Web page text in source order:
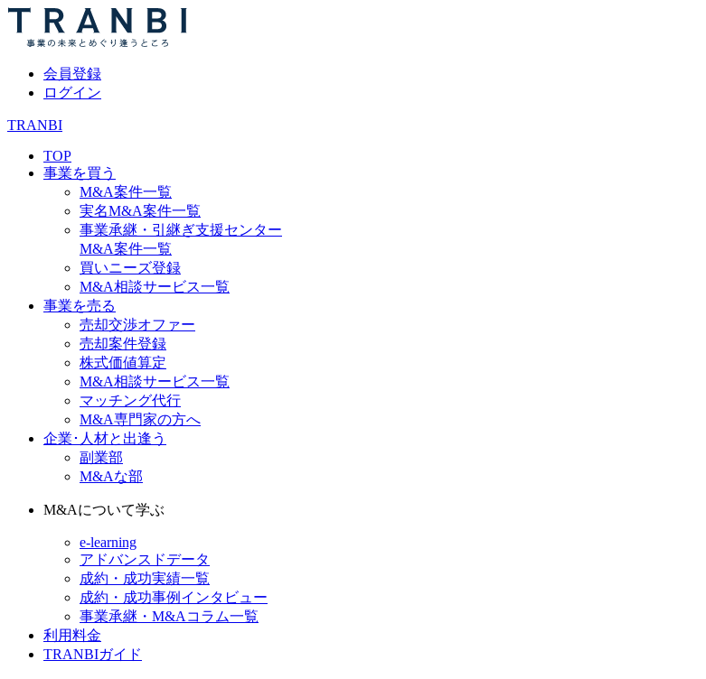
会員登録
ログイン
TRANBI
TOP
事業を買う
M&A案件一覧
実名M&A案件一覧
事業承継・引継ぎ支援センター
M&A案件一覧
買いニーズ登録
M&A相談サービス一覧
事業を売る
売却交渉オファー
売却案件登録
株式価値算定
M&A相談サービス一覧
マッチング代行
M&A専門家の方へ
企業･人材と出逢う
副業部
M&Aな部
M&Aについて学ぶ
e-learning
アドバンスドデータ
成約・成功実績一覧
成約・成功事例インタビュー
事業承継・M&Aコラム一覧
利用料金
TRANBIガイド